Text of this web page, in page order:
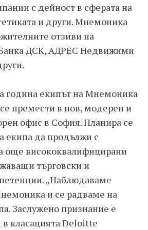
с дейност в сферата на
и други. Мнемоника
отзиви на
Банка ДСК, АДРЕС Недвижими
година екипът на Мнемоника
премести в нов, модерен и
офис в София. Планира се
екипа да продължи с
още висококвалифицирани
търговски и
„Наблюдаваме
и се радваме на
Заслужено признание е
класацията Deloitte